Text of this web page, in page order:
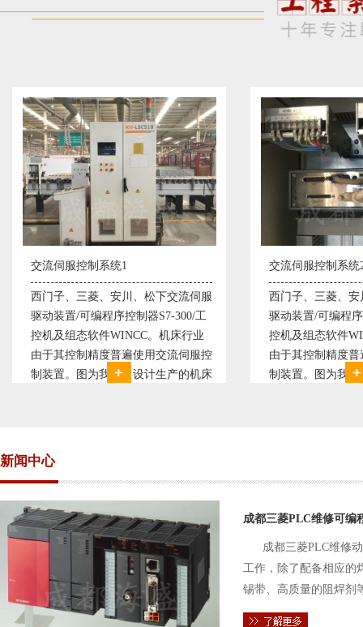
、松下交流伺服
制器S7-300/工
。机床行业
使用交流伺服控
设计生产的机床
西门子、三菱、安川、松下交流伺服
驱动装置/可编程序控制器S7-300/工
控机及组态软件WINCC。机床行业
由于其控制精度普遍使用交流伺服控
制装置。图为我公司设计生产的机床
新闻中心
成都三菱PLC维修可编
成都三菱PLC维修
工作，除了配备相应的
锡带、高质量的阻焊剂
件的电路及通信电缆。